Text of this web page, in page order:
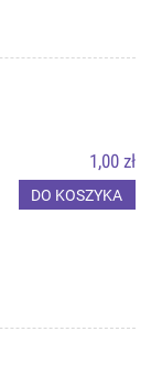
1,00 zł
DO KOSZYKA